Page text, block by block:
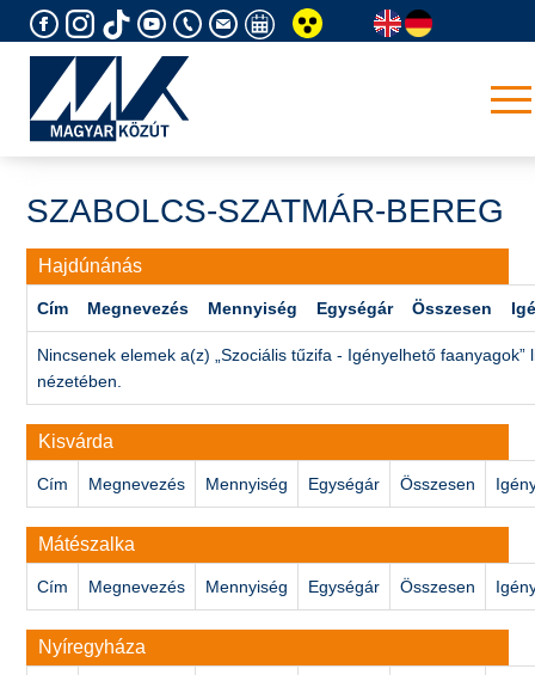
to
SZABOLCS-SZATMÁR-BEREG
Hajdúnánás
Cím Megnevezés Mennyiség Egységár Összesen
Nincsenek elemek a(z) „Szociális tűzifa - Igényelhető faanyagok”
nézetében.
Kisvárda
Cím Megnevezés Mennyiség Egységár Összesen
Mátészalka
Cím Megnevezés Mennyiség Egységár Összesen
Nyíregyháza